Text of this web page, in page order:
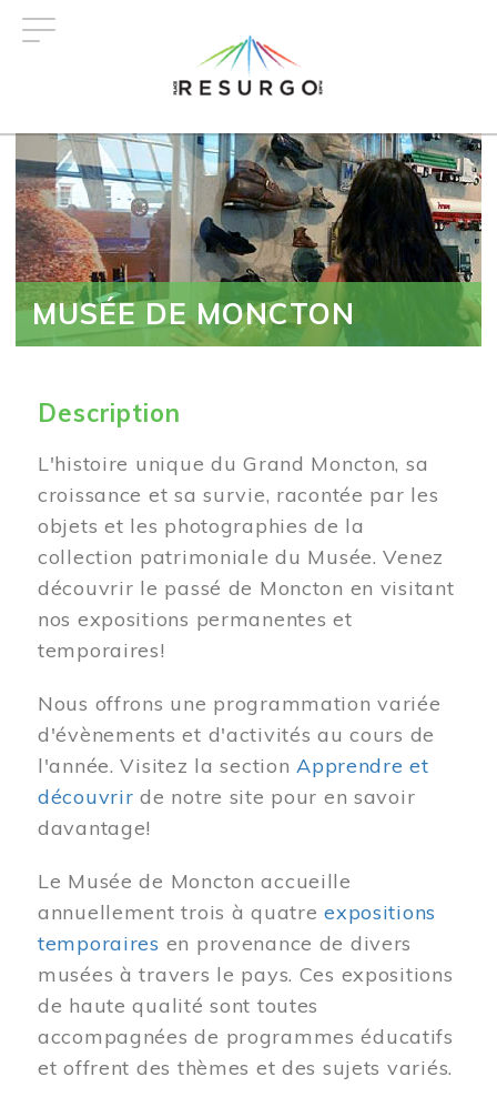
MUSÉE DE MONCTON
Description
L'histoire unique du Grand Moncton, sa
croissance et sa survie, racontée par les
objets et les photographies de la
collection patrimoniale du Musée. Venez
découvrir le passé de Moncton en visitant
nos expositions permanentes et
temporaires!
Nous offrons une programmation variée
d'évènements et d'activités au cours de
l'année. Visitez la sectionApprendre et
découvrir de notre site pour en savoir
davantage!
Le Musée de Moncton accueille
annuellement trois à quatreexpositions
temporaires en provenance de divers
musées à travers le pays. Ces expositions
de haute qualité sont toutes
accompagnées de programmes éducatifs
et offrent des thèmes et des sujets variés.